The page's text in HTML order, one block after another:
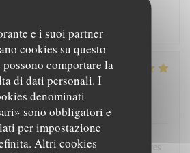
e i suoi partner
cookies su questo
comportare la
di dati personali. I
denominati
sono obbligatori e
per impostazione
Altri cookies
2
:5/5 Cucina:5/5 Qualità / Prezzo
très bien située, à l'ombre des arbres